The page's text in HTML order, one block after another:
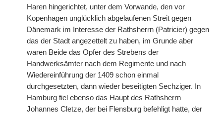
Haren hingerichtet, unter dem Vorwande, den vor
Kopenhagen unglücklich abgelaufenen Streit gegen
Dänemark im Interesse der Rathsherrn (Patricier) gegen
das der Stadt angezettelt zu haben, im Grunde aber
waren Beide das Opfer des Strebens der
Handwerksämter nach dem Regimente und nach
Wiedereinführung der 1409 schon einmal
durchgesetzten, dann wieder beseitigten Sechziger. In
Hamburg fiel ebenso das Haupt des Rathsherrn
Johannes Cletze, der bei Flensburg befehligt hatte, der